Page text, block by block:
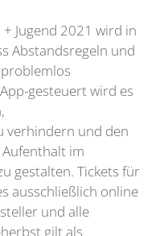
Jugend 2021 wird in
Abstandsregeln und
gesteuert wird es
verhindern und den
im
gestalten. Tickets für
ausschließlich online
und alle
gilt als